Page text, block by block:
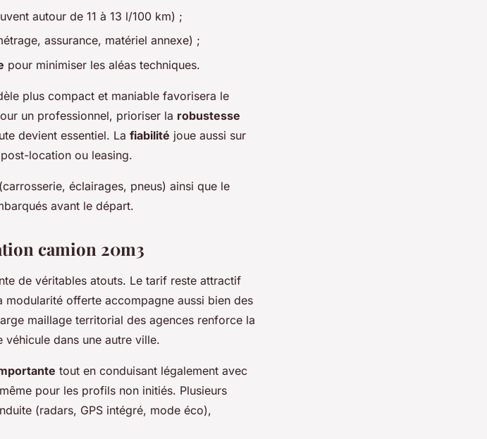
autour de 11 à 13 l/100 km) ;
assurance, matériel annexe) ;
pour minimiser les aléas techniques.
plus compact et maniable favorisera le
un professionnel, prioriser la robustesse
devient essentiel. La fiabilité joue aussi sur
location ou leasing.
éclairages, pneus) ainsi que le
avant le départ.
camion 20m3
de véritables atouts. Le tarif reste attractif
offerte accompagne aussi bien des
maillage territorial des agences renforce la
dans une autre ville.
tout en conduisant légalement avec
pour les profils non initiés. Plusieurs
(radars, GPS intégré, mode éco),